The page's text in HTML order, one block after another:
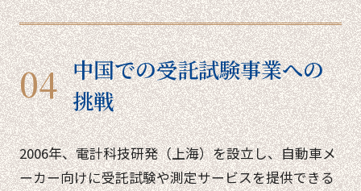
中国での受託試験事業への
挑戦
2006年、電計科技研発（上海）を設立し、自動車メ
ーカー向けに受託試験や測定サービスを提供できる